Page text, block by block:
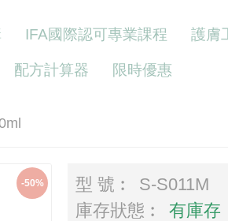
IFA國際認可專業課程 護膚
配方計算器 限時優惠
-50% 型 號︰
S-S011M
庫存狀態︰
有庫存